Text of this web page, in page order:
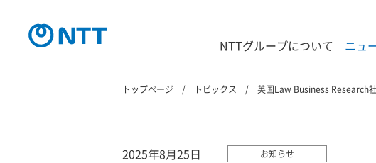
NTTグループについて ニュ
トップページ トピックス 英国Law Business Research
2025年8月25日 お知らせ